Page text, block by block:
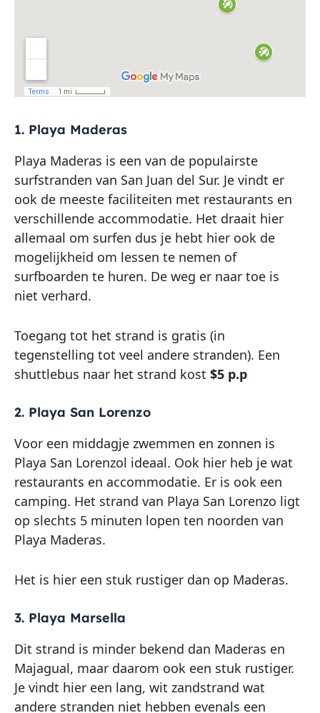
1. Playa Maderas
Playa Maderas is een van de populairste
surfstranden van San Juan del Sur. Je vindt er
ook de meeste faciliteiten met restaurants en
verschillende accommodatie. Het draait hier
allemaal om surfen dus je hebt hier ook de
mogelijkheid om lessen te nemen of
surfboarden te huren. De weg er naar toe is
niet verhard.
Toegang tot het strand is gratis (in
tegenstelling tot veel andere stranden). Een
shuttlebus naar het strand kost $5 p.p
2. Playa San Lorenzo
Voor een middagje zwemmen en zonnen is
Playa San Lorenzol ideaal. Ook hier heb je wat
restaurants en accommodatie. Er is ook een
camping. Het strand van Playa San Lorenzo ligt
op slechts 5 minuten lopen ten noorden van
Playa Maderas.
Het is hier een stuk rustiger dan op Maderas.
3. Playa Marsella
Dit strand is minder bekend dan Maderas en
Majagual, maar daarom ook een stuk rustiger.
Je vindt hier een lang, wit zandstrand wat
andere stranden niet hebben evenals een